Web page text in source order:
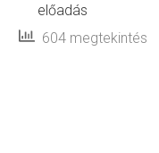
előadás
604 megtekintés